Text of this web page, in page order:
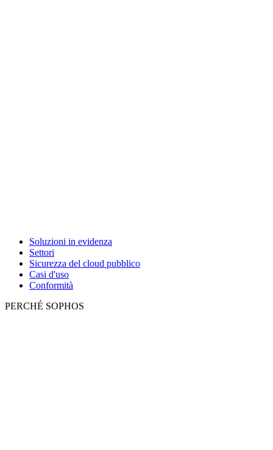
Soluzioni in evidenza
Settori
Sicurezza del cloud pubblico
Casi d'uso
Conformità
PERCHÉ SOPHOS